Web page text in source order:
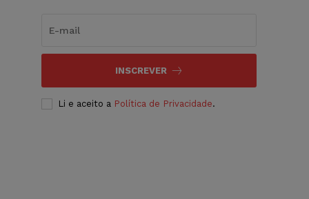
INSCREVER
Li e aceito a Política de Privacidade.